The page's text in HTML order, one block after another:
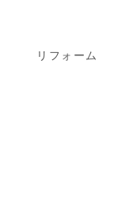
リフォーム